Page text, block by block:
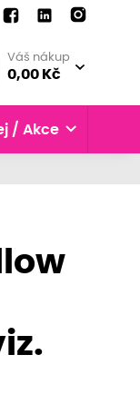
Váš nákup
0,00 Kč
/ Akce